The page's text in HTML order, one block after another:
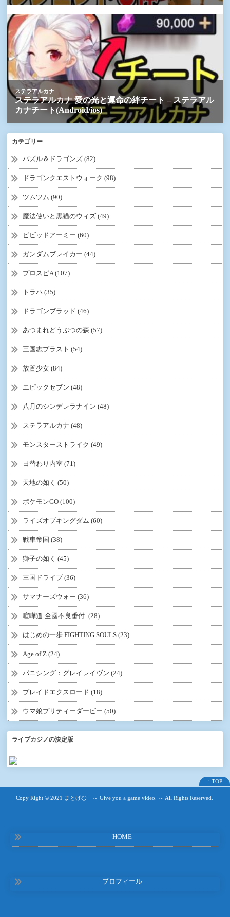
カテゴリー
パズル＆ドラゴンズ (82)
ドラゴンクエストウォーク (98)
ツムツム (90)
魔法使いと黒猫のウィズ (49)
ビビッドアーミー (60)
ガンダムブレイカー (44)
プロスピA (107)
トラハ (35)
ドラゴンブラッド (46)
あつまれどうぶつの森 (57)
三国志ブラスト (54)
放置少女 (84)
エピックセブン (48)
八月のシンデレラナイン (48)
ステラアルカナ (48)
モンスターストライク (49)
日替わり内室 (71)
天地の如く (50)
ポケモンGO (100)
ライズオブキングダム (60)
戦車帝国 (38)
獅子の如く (45)
三国ドライブ (36)
サマナーズウォー (36)
喧嘩道-全國不良番付- (28)
はじめの一歩 FIGHTING SOULS (23)
Age of Z (24)
パニシング：グレイレイヴン (24)
ブレイドエクスロード (18)
ウマ娘プリティーダービー (50)
ライブカジノの決定版
↑ TOP
Copy Right © 2021 まとげむ ～ Give you a game video. ～ All Rights Reserved.
HOME
プロフィール